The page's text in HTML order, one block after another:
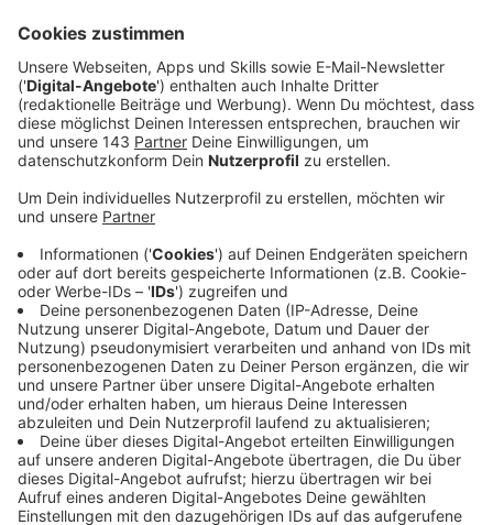
Anzeige
Obwohl BIW gesetzlich nicht dazu verpflichtet ist, hat
die Firma den Einsatz von pcb-haltigem Material in der
sei notwendig, um Schläuche für Beatmungsgeräte
von Corona-Patienten zu produzieren.
Aufgrund dieser Verträge sei seine Firma nicht
vollkommen frei in ihren Entscheidungen. Schließlich
hingen daran auch die 550 Arbeitsplätze in Ennepetal.
Für einen echten Vorher-Nachher-Vergleich der PCB-
Werte seien außerdem Messwerte aus diesem Jahr
wünschenswert, so Stoffels. Die lägen aber bisher
nicht vor.